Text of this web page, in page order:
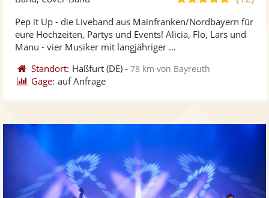
Fotos
5
Pep it Up - die Liveband aus Mainfranken/Nordbayern für
eure Hochzeiten, Partys und Events! Alicia, Flo, Lars und
Manu - vier Musiker mit langjähriger ...
Standort: Haßfurt (DE) -78 km von Bayreuth
Gage: auf Anfrage